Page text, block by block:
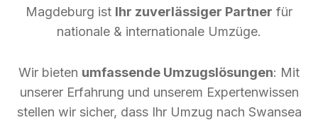
Magdeburg ist Ihr zuverlässiger Partner für
nationale & internationale Umzüge.
Wir bieten umfassende Umzugslösungen: Mit
unserer Erfahrung und unserem Expertenwissen
stellen wir sicher, dass Ihr Umzug nach Swansea